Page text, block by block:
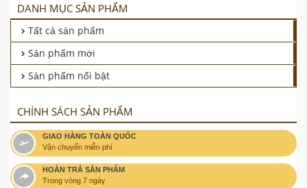
DANH MỤC SẢN PHẨM
Tất cả sản phẩm
Sản phẩm mới
Sản phẩm nổi bật
CHÍNH SÁCH SẢN PHẨM
GIAO HÀNG TOÀN QUỐC
Vận chuyển miễn phí
HOÀN TRẢ SẢN PHẨM
Trong vòng 7 ngày